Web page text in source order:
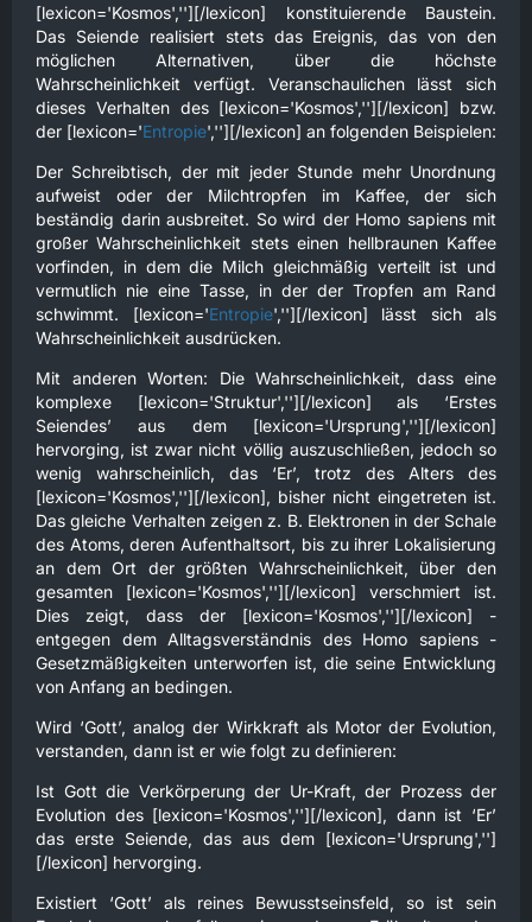
[lexicon='Kosmos',''][/lexicon] konstituierende Baustein.
Das Seiende realisiert stets das Ereignis, das von den
möglichen Alternativen, über die höchste
Wahrscheinlichkeit verfügt. Veranschaulichen lässt sich
dieses Verhalten des [lexicon='Kosmos',''][/lexicon] bzw.
der [lexicon='Entropie',''][/lexicon] an folgenden Beispielen:
Der Schreibtisch, der mit jeder Stunde mehr Unordnung
aufweist oder der Milchtropfen im Kaffee, der sich
beständig darin ausbreitet. So wird der Homo sapiens mit
großer Wahrscheinlichkeit stets einen hellbraunen Kaffee
vorfinden, in dem die Milch gleichmäßig verteilt ist und
vermutlich nie eine Tasse, in der der Tropfen am Rand
schwimmt. [lexicon='Entropie',''][/lexicon] lässt sich als
Wahrscheinlichkeit ausdrücken.
Mit anderen Worten: Die Wahrscheinlichkeit, dass eine
komplexe [lexicon='Struktur',''][/lexicon] als ‘Erstes
Seiendes’ aus dem [lexicon='Ursprung',''][/lexicon]
hervorging, ist zwar nicht völlig auszuschließen, jedoch so
wenig wahrscheinlich, das ‘Er’, trotz des Alters des
[lexicon='Kosmos',''][/lexicon], bisher nicht eingetreten ist.
Das gleiche Verhalten zeigen z. B. Elektronen in der Schale
des Atoms, deren Aufenthaltsort, bis zu ihrer Lokalisierung
an dem Ort der größten Wahrscheinlichkeit, über den
gesamten [lexicon='Kosmos',''][/lexicon] verschmiert ist.
Dies zeigt, dass der [lexicon='Kosmos',''][/lexicon] -
entgegen dem Alltagsverständnis des Homo sapiens -
Gesetzmäßigkeiten unterworfen ist, die seine Entwicklung
von Anfang an bedingen.
Wird ‘Gott’, analog der Wirkkraft als Motor der Evolution,
verstanden, dann ist er wie folgt zu definieren:
Ist Gott die Verkörperung der Ur-Kraft, der Prozess der
Evolution des [lexicon='Kosmos',''][/lexicon], dann ist ‘Er’
das erste Seiende, das aus dem [lexicon='Ursprung','']
[/lexicon] hervorging.
Existiert ‘Gott’ als reines Bewusstseinsfeld, so ist sein